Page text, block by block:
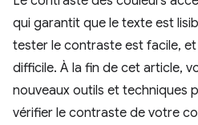
qui garantit que le texte est
tester le contraste est facile,
difficile. À la fin de cet article,
nouveaux outils et techniques
vérifier le contraste de votre